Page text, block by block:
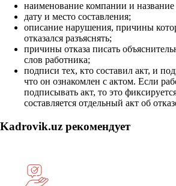
наименование компании и название
дату и место составления;
описание нарушения, причины
отказался разъяснять;
причины отказа писать
слов работника;
подписи тех, кто составил акт, и
что он ознакомлен с актом. Если
подписывать акт, то это
составляется отдельный акт об
Kadrovik.uz рекомендует